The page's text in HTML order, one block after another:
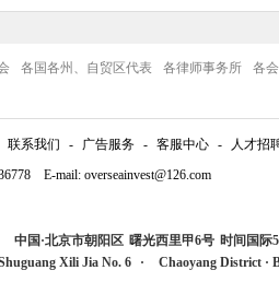
各国各州、自贸区代表 各律师事务所
各
联系我们 - 广告服务 - 客服中心 -
人才招
E-mail: overseainvest@126.com
中国·北京市朝阳区 曙光西里甲6号 时间国际
Xili Jia No. 6 · Chaoyang District ·